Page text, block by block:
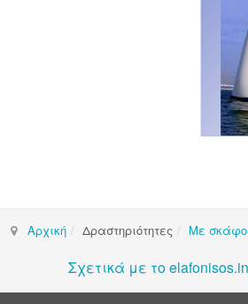
Αρχική Δραστηριότητες Με
Σχετικά με το